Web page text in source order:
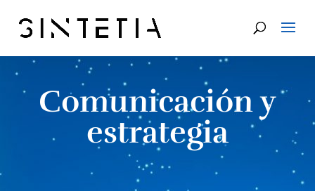
Comunicación y
estrategia